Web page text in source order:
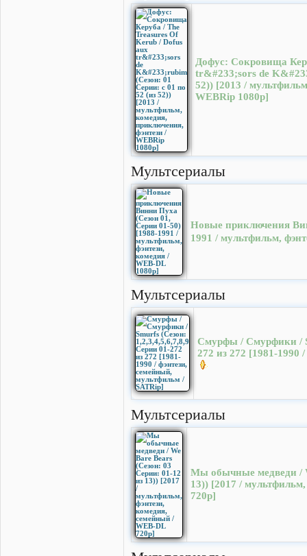
Дофус: Сокровища
tr&#233;sors de
52)) [2013 /
WEBRip 1080p]
Мультсериалы
Новые приключения
1991 / мультфильм,
Мультсериалы
Смурфы / Смурфики /
272 из 272 [1981-1990
Мультсериалы
Мы обычные медведи /
13)) [2017 /
720p]